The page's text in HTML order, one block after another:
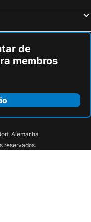
de
membros
Alemanha
reservados.